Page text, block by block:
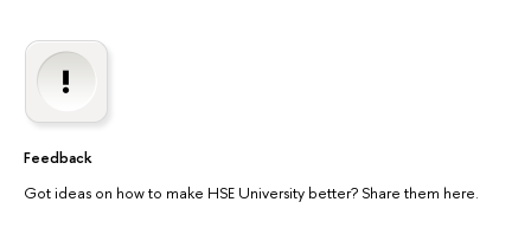
Feedback
Got ideas on how to make HSE University better? Share them here.